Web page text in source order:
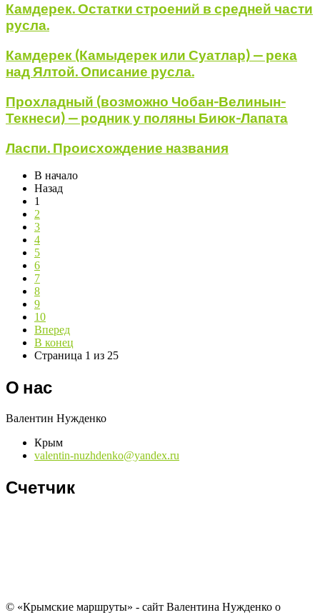
Камдерек. Остатки строений в средней части
русла.
Камдерек (Камыдерек или Суатлар) — река
над Ялтой. Описание русла.
Прохладный (возможно Чобан-Велинын-
Текнеси) — родник у поляны Биюк-Лапата
Ласпи. Происхождение названия
В начало
Назад
1
2
3
4
5
6
7
8
9
10
Вперед
В конец
Страница 1 из 25
О нас
Валентин Нужденко
Крым
valentin-nuzhdenko@yandex.ru
Счетчик
© «Крымские маршруты» - сайт Валентина Нужденко о